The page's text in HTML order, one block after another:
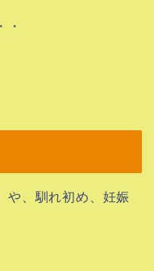
・
や、馴れ初め、妊娠